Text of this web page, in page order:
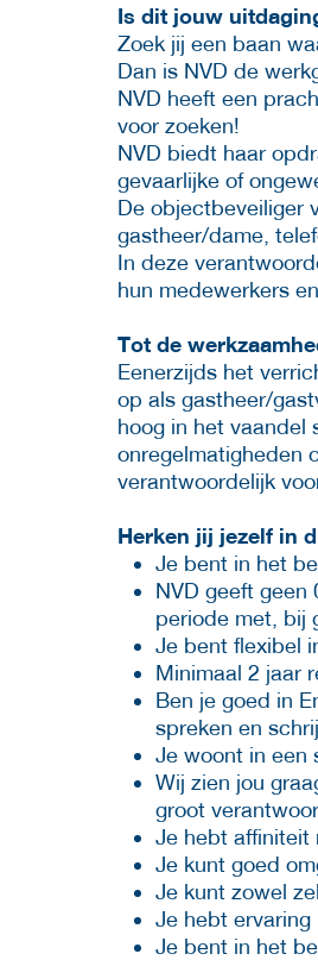
Is dit jouw
Zoek jij een baan
Dan is NVD de
NVD heeft een
voor zoeken!
NVD biedt haar
gevaarlijke of
De objectbeveiliger
gastheer/dame,
In deze
hun medewerkers
Tot de
Eenerzijds het
op als gastheer/
hoog in het vaandel
onregelmatigheden
verantwoordelijk
Herken jij jezelf in
Je bent in het
NVD geeft
periode met, bij
Je bent flexibel
Minimaal 2 jaar
Ben je goed in
spreken en
Je woont in een
Wij zien jou
groot
Je hebt affiniteit
Je kunt goed
Je kunt zowel
Je hebt ervaring
Je bent in het